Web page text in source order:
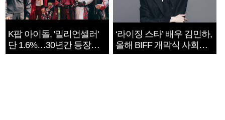
K팝 아이돌, '밀리언셀러'
단 1.6%…30년간 등장
1182개팀 전수조사
‘라이징 스타’ 배우 김민하,
올해 BIFF 개막식 사회자
확정